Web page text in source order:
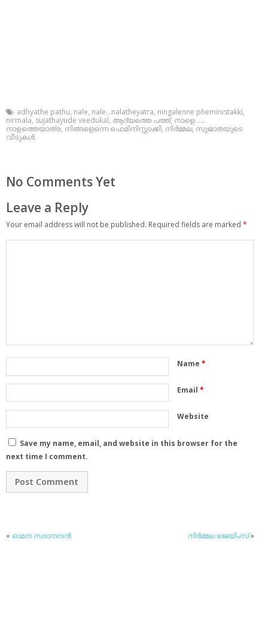
adhyathe pathu, nale, nale...nalatheyatra, ningalenne pheministakki,
nirmala, sujathayude veedukal, ആദ്യത്തെ പത്ത്, നാളെ......
നാളത്തെയാത്ര, നിങ്ങളെന്നെ ഫെമിനിസ്റ്റാക്കി, നിര്‍മ്മല, സുജാതയുടെ
വീടുകള്‍
No Comments Yet
Leave a Reply
Your email address will not be published. Required fields are marked *
Name *
Email *
Website
Save my name, email, and website in this browser for the
next time I comment.
« ഓമന സദാനന്ദന്‍ നിര്‍മ്മല ജെയിംസ്»